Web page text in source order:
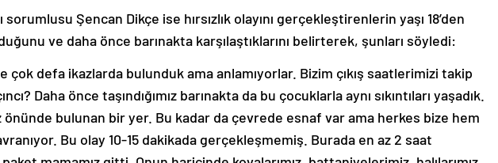
sorumlusu Şencan Dikçe ise hırsızlık olayını gerçekleştirenlerin yaşı 18’den
ve daha önce barınakta karşılaştıklarını belirterek, şunları söyledi:
çok defa ikazlarda bulunduk ama anlamıyorlar. Bizim çıkış saatlerimizi takip
Daha önce taşındığımız barınakta da bu çocuklarla aynı sıkıntıları yaşadık.
önünde bulunan bir yer. Bu kadar da çevrede esnaf var ama herkes bize hem
Bu olay 10-15 dakikada gerçekleşmemiş. Burada en az 2 saat